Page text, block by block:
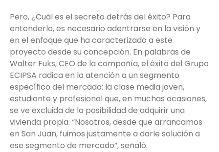
Pero, ¿Cuál es el secreto detrás del éxito? Para
entenderlo, es necesario adentrarse en la visión y
en el enfoque que ha caracterizado a este
proyecto desde su concepción. En palabras de
Walter Fuks, CEO de la compañía, el éxito del Grupo
ECIPSA radica en la atención a un segmento
específico del mercado: la clase media joven,
estudiante y profesional que, en muchas ocasiones,
se ve excluida de la posibilidad de adquirir una
vivienda propia. “Nosotros, desde que arrancamos
en San Juan, fuimos justamente a darle solución a
ese segmento de mercado”, señaló.